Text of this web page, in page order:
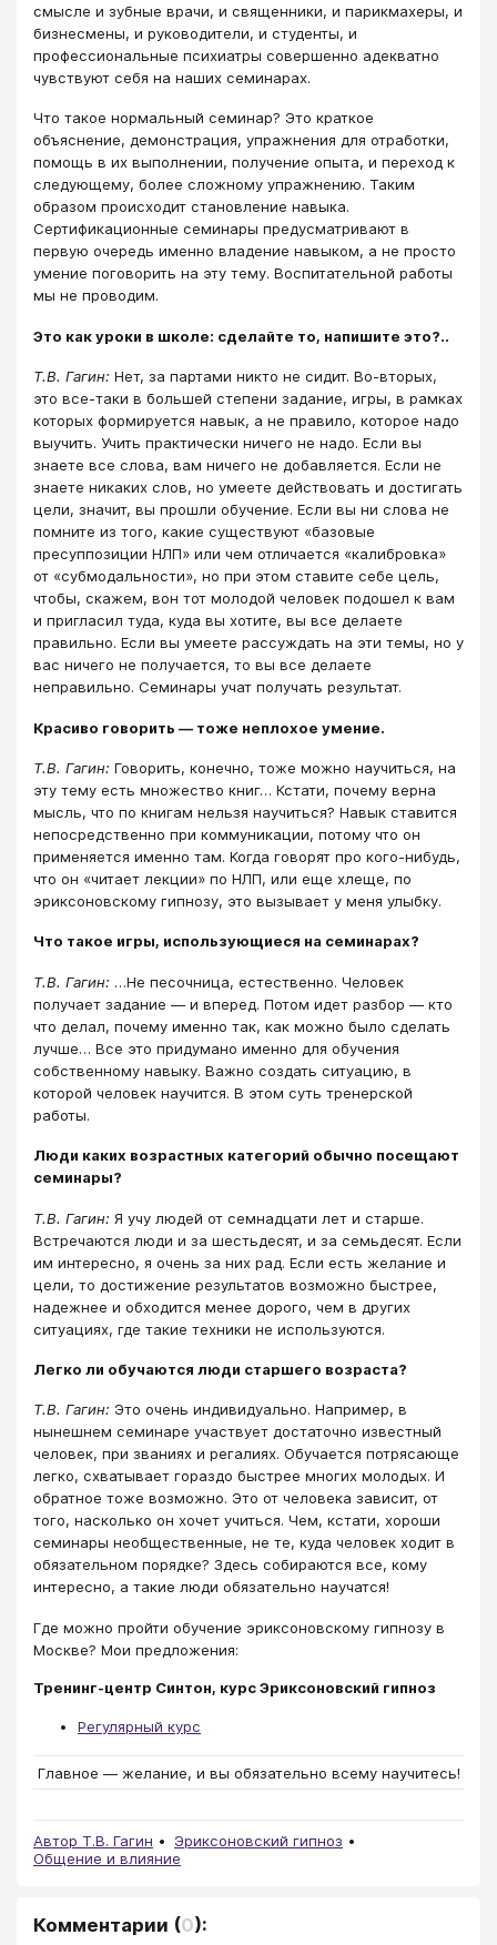
смысле и зубные врачи, и священники, и парикмахеры, и
бизнесмены, и руководители, и студенты, и
профессиональные психиатры совершенно адекватно
чувствуют себя на наших семинарах.
Что такое нормальный семинар? Это краткое
объяснение, демонстрация, упражнения для отработки,
помощь в их выполнении, получение опыта, и переход к
следующему, более сложному упражнению. Таким
образом происходит становление навыка.
Сертификационные семинары предусматривают в
первую очередь именно владение навыком, а не просто
умение поговорить на эту тему. Воспитательной работы
мы не проводим.
Это как уроки в школе: сделайте то, напишите это?..
Т.В. Гагин: Нет, за партами никто не сидит. Во-вторых,
это все-таки в большей степени задание, игры, в рамках
которых формируется навык, а не правило, которое надо
выучить. Учить практически ничего не надо. Если вы
знаете все слова, вам ничего не добавляется. Если не
знаете никаких слов, но умеете действовать и достигать
цели, значит, вы прошли обучение. Если вы ни слова не
помните из того, какие существуют «базовые
пресуппозиции НЛП» или чем отличается «калибровка»
от «субмодальности», но при этом ставите себе цель,
чтобы, скажем, вон тот молодой человек подошел к вам
и пригласил туда, куда вы хотите, вы все делаете
правильно. Если вы умеете рассуждать на эти темы, но у
вас ничего не получается, то вы все делаете
неправильно. Семинары учат получать результат.
Красиво говорить ― тоже неплохое умение.
Т.В. Гагин: Говорить, конечно, тоже можно научиться, на
эту тему есть множество книг… Кстати, почему верна
мысль, что по книгам нельзя научиться? Навык ставится
непосредственно при коммуникации, потому что он
применяется именно там. Когда говорят про кого-нибудь,
что он «читает лекции» по НЛП, или еще хлеще, по
эриксоновскому гипнозу, это вызывает у меня улыбку.
Что такое игры, использующиеся на семинарах?
Т.В. Гагин: …Не песочница, естественно. Человек
получает задание ― и вперед. Потом идет разбор ― кто
что делал, почему именно так, как можно было сделать
лучше… Все это придумано именно для обучения
собственному навыку. Важно создать ситуацию, в
которой человек научится. В этом суть тренерской
работы.
Люди каких возрастных категорий обычно посещают
семинары?
Т.В. Гагин: Я учу людей от семнадцати лет и старше.
Встречаются люди и за шестьдесят, и за семьдесят. Если
им интересно, я очень за них рад. Если есть желание и
цели, то достижение результатов возможно быстрее,
надежнее и обходится менее дорого, чем в других
ситуациях, где такие техники не используются.
Легко ли обучаются люди старшего возраста?
Т.В. Гагин: Это очень индивидуально. Например, в
нынешнем семинаре участвует достаточно известный
человек, при званиях и регалиях. Обучается потрясающе
легко, схватывает гораздо быстрее многих молодых. И
обратное тоже возможно. Это от человека зависит, от
того, насколько он хочет учиться. Чем, кстати, хороши
семинары необщественные, не те, куда человек ходит в
обязательном порядке? Здесь собираются все, кому
интересно, а такие люди обязательно научатся!
Где можно пройти обучение эриксоновскому гипнозу в
Москве? Мои предложения:
Тренинг-центр Синтон, курс Эpиксоновский гипноз
Регулярный курс
Главное ― желание, и вы обязательно всему научитесь!
Автор Т.В. Гагин
Эриксоновский гипноз
Общение и влияние
Комментарии (0):